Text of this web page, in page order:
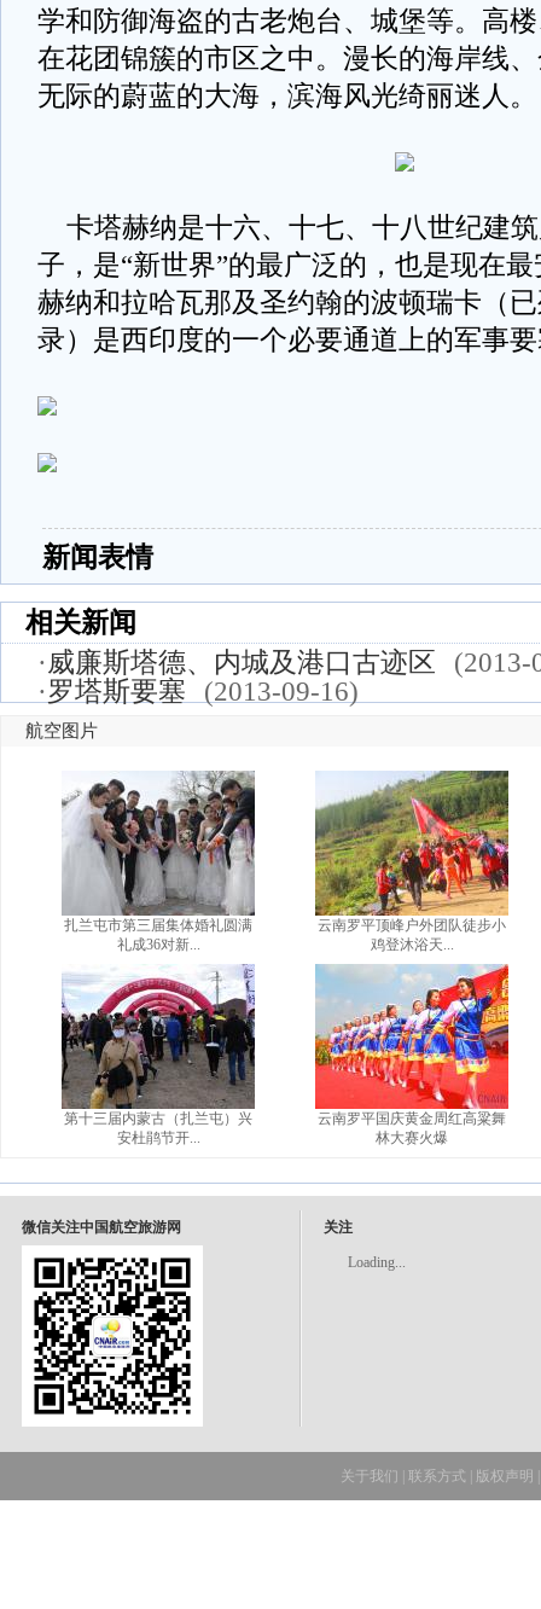
学和防御海盗的古老炮台、城堡等。高
在花团锦簇的市区之中。漫长的海岸线
无际的蔚蓝的大海，滨海风光绮丽迷人
卡塔赫纳是十六、十七、十八世纪建
子，是“新世界”的最广泛的，也是现在
赫纳和拉哈瓦那及圣约翰的波顿瑞卡（
录）是西印度的一个必要通道上的军事
新闻表情
相关新闻
·威廉斯塔德、内城及港口古迹区
(2013-
·罗塔斯要塞 (2013-09-16)
航空图片
扎兰屯市第三届集体婚礼圆满
礼成36对新...
第十三届内蒙古（扎兰屯）兴
安杜鹃节开...
云南罗平顶峰户外团队徒步小
鸡登沐浴天...
云南罗平国庆黄金周红高粱舞
林大赛火爆
微信关注中国航空旅游网 关注
Loading...
关于我们 联系方式 版权声明